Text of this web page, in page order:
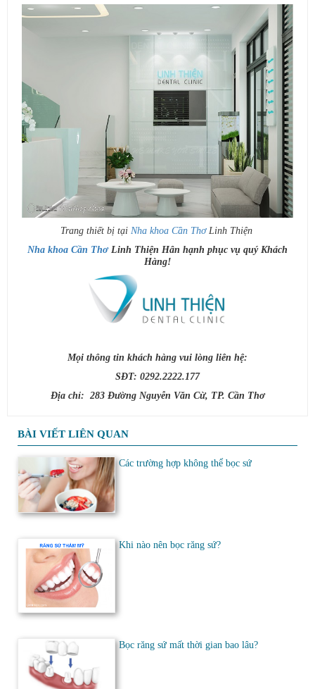
Trang thiết bị tại Nha khoa Cần ThơLinh Thiện
Nha khoa Cần Thơ Linh Thiện Hân hạnh phục vụ quý Khách
Hàng!
Mọi thông tin khách hàng vui lòng liên hệ:
SĐT: 0292.2222.177
Địa chỉ: 283 Đường Nguyễn Văn Cừ, TP. Cần Thơ
BÀI VIẾT LIÊN QUAN
Các trường hợp không thể bọc sứ
Khi nào nên bọc răng sứ?
Bọc răng sứ mất thời gian bao lâu?